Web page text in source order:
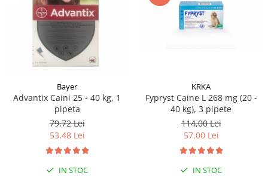
Solutii Atractante si repelente
Bayer
Advantix Caini 25 - 40 kg, 1
pipeta
79,72 Lei
53,48 Lei
IN STOC
KRKA
Fypryst Caine L 268 mg (20 -
40 kg), 3 pipete
114,00 Lei
57,00 Lei
IN STOC